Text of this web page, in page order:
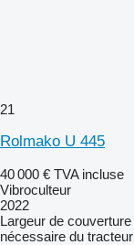
21
Rolmako U 445
40 000 € TVA incluse
Vibroculteur
2022
Largeur de couverture
nécessaire du tracteur